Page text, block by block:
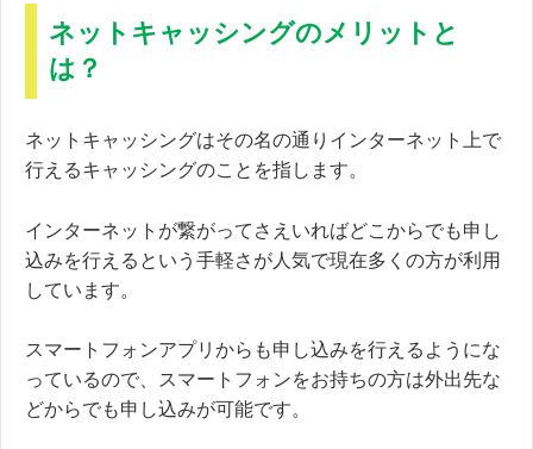
ネットキャッシングのメリットと
は？
ネットキャッシングはその名の通りインターネット上で
行えるキャッシングのことを指します。
インターネットが繋がってさえいればどこからでも申し
込みを行えるという手軽さが人気で現在多くの方が利用
しています。
スマートフォンアプリからも申し込みを行えるようにな
っているので、スマートフォンをお持ちの方は外出先な
どからでも申し込みが可能です。